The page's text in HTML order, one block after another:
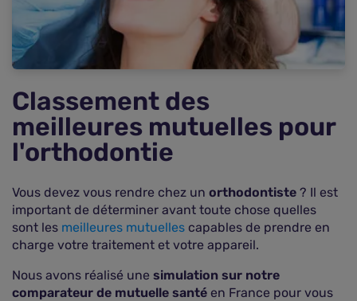
Comment choisir sa mutuelle orthodontie ?
Quel remboursement de l'orthodontie adulte ?
Questions fréquentes sur la meilleure mutuelle
Classement des
meilleures mutuelles pour
l'orthodontie
Vous devez vous rendre chez un orthodontiste ? Il est
important de déterminer avant toute chose quelles
sont les meilleures mutuelles capables de prendre en
charge votre traitement et votre appareil.
Nous avons réalisé une simulation sur notre
comparateur de mutuelle santé en France pour vous